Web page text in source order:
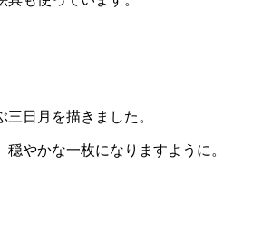
日月を描きました。
やかな一枚になりますように。